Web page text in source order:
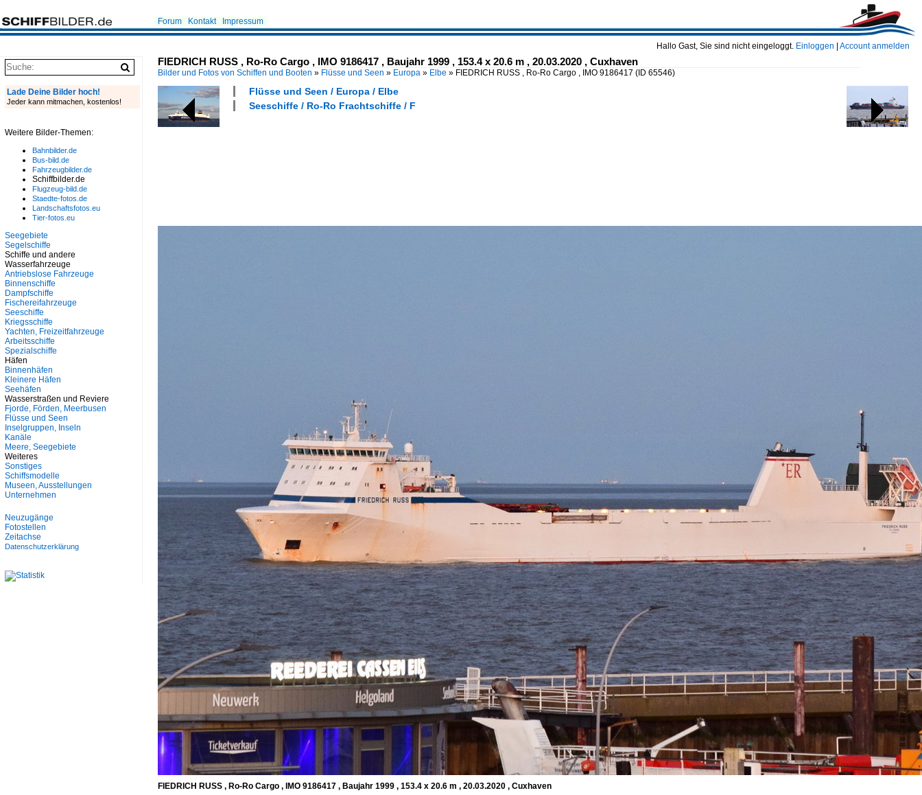
Hallo Gast, Sie sind nicht eingeloggt. Einloggen Account anmelden
Forum Kontakt Impressum
FIEDRICH RUSS , Ro-Ro Cargo , IMO 9186417 , Baujahr 1999 , 153.4 x 20.6 m , 20.03.2020 , Cuxhaven
Bilder und Fotos von Schiffen und Booten » Flüsse und Seen » Europa » Elbe » FIEDRICH RUSS , Ro-Ro Cargo , IMO 9186417 (ID 65546)
Flüsse und Seen / Europa / Elbe
Seeschiffe / Ro-Ro Frachtschiffe / F
FIEDRICH RUSS , Ro-Ro Cargo , IMO 9186417 , Baujahr 1999 , 153.4 x 20.6 m , 20.03.2020 , Cuxhaven
Lade Deine Bilder hoch!
Jeder kann mitmachen, kostenlos!
Weitere Bilder-Themen:
Bahnbilder.de
Bus-bild.de
Fahrzeugbilder.de
Schiffbilder.de
Flugzeug-bild.de
Staedte-fotos.de
Landschaftsfotos.eu
Tier-fotos.eu
Seegebiete
Segelschiffe
Schiffe und andere
Wasserfahrzeuge
Antriebslose Fahrzeuge
Binnenschiffe
Dampfschiffe
Fischereifahrzeuge
Seeschiffe
Kriegsschiffe
Yachten, Freizeitfahrzeuge
Arbeitsschiffe
Spezialschiffe
Häfen
Binnenhäfen
Kleinere Häfen
Seehäfen
Wasserstraßen und Reviere
Fjorde, Förden, Meerbusen
Flüsse und Seen
Inselgruppen, Inseln
Kanäle
Meere, Seegebiete
Weiteres
Sonstiges
Schiffsmodelle
Museen, Ausstellungen
Unternehmen
Neuzugänge
Fotostellen
Zeitachse
Datenschutzerklärung